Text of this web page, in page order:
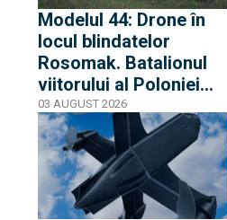
Modelul 44: Drone în
locul blindatelor
Rosomak. Batalionul
viitorului al Poloniei
are o companie de
drone și a ajuns deja în
poligon
03 AUGUST 2026